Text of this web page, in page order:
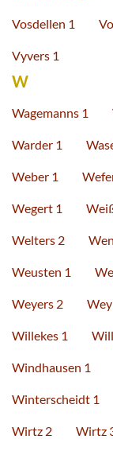
Vosdellen 1
Vyvers 1
W
Wagemanns 1
Warder 1
Weber 1
Wegert 1
Welters 2
Weusten 1
Weyers 2
Willekes 1
Windhausen 1
Winterscheidt 1
Wirtz 2 Wirtz